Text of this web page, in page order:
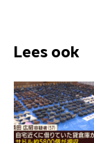
Lees ook